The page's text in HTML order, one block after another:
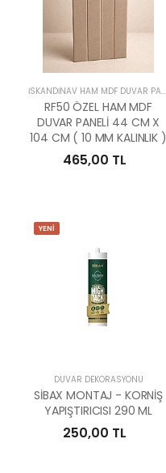
İSKANDİNAV HAM MDF DUVAR PANELLERİ
RF50 ÖZEL HAM MDF
DUVAR PANELİ 44 CM X
104 CM ( 10 MM KALINLIK )
465,00 TL
YENİ
DUVAR DEKORASYONU
SİBAX MONTAJ - KORNİŞ
YAPIŞTIRICISI 290 ML
250,00 TL